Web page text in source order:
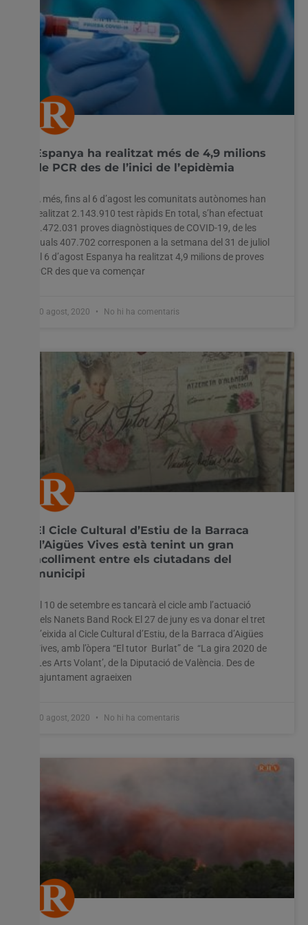
Espanya ha realitzat més de 4,9 milions
de PCR des de l’inici de l’epidèmia
A més, fins al 6 d’agost les comunitats autònomes han
realitzat 2.143.910 test ràpids En total, s’han efectuat
7.472.031 proves diagnòstiques de COVID-19, de les
quals 407.702 corresponen a la setmana del 31 de juliol
al 6 d’agost Espanya ha realitzat 4,9 milions de proves
PCR des que va començar
10 agost, 2020 No hi ha comentaris
El Cicle Cultural d’Estiu de la Barraca
d’Aigües Vives està tenint un gran
acolliment entre els ciutadans del
municipi
El 10 de setembre es tancarà el cicle amb l’actuació
dels Nanets Band Rock El 27 de juny es va donar el tret
d’eixida al Cicle Cultural d’Estiu, de la Barraca d’Aigües
Vives, amb l’òpera “El tutor Burlat” de “La gira 2020 de
‘Les Arts Volant’, de la Diputació de València. Des de
l’ajuntament agraeixen
10 agost, 2020 No hi ha comentaris